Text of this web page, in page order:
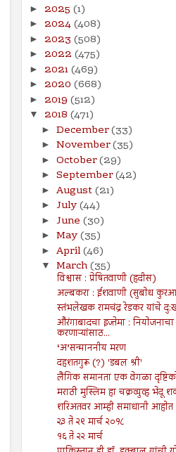
► 2025 (1)
► 2024(408)
► 2023 (508)
► 2022 (475)
► 2021(469)
► 2020 (668)
► 2019 (512)
▼ 2018 (471)
► December(33)
► November(35)
► October(29)
► September(42)
► August(21)
► July(44)
► June (30)
► May(35)
► April(46)
▼ March(35)
विश्वास : प्रेषितवाणी (हदीस)
अल्बकरा : ईशवाणी (सुबोध
स्तंभलेखक रामचंद्र रेडकर यांचे
औरंगाबादचा इज्तेमा :
करणाऱ्यांसाठ...
‘अ’सन्माननीय मरण
दहशतगुरू (?) 'डबल श्री'
लैंगिक समानता एक वेगळा
मराठी मुस्लिम हा चक्रव्युव्ह भेदू
शरिअतवर आम्ही समाधानी आहोत
२३ ते २९ मार्च २०१८
१६ ते २२ मार्च